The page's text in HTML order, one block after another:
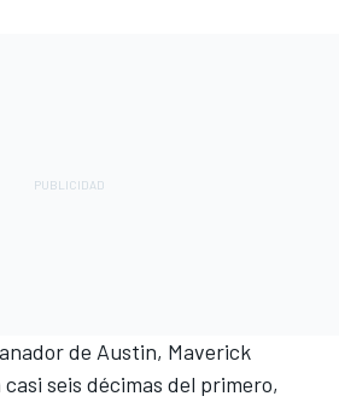
de Austin, Maverick
casi seis décimas del primero,